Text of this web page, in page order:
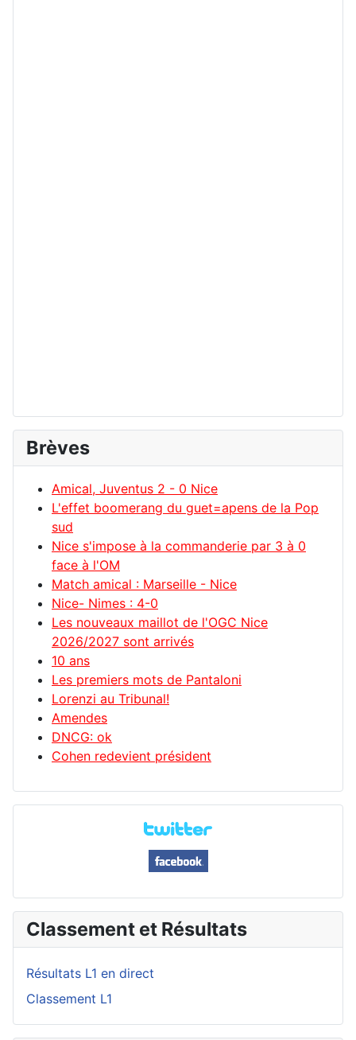
Brèves
Amical, Juventus 2 - 0 Nice
L'effet boomerang du guet=apens de la Pop
sud
Nice s'impose à la commanderie par 3 à 0
face à l'OM
Match amical : Marseille - Nice
Nice- Nimes : 4-0
Les nouveaux maillot de l'OGC Nice
2026/2027 sont arrivés
10 ans
Les premiers mots de Pantaloni
Lorenzi au Tribunal!
Amendes
DNCG: ok
Cohen redevient président
Classement et Résultats
Résultats L1 en direct
Classement L1